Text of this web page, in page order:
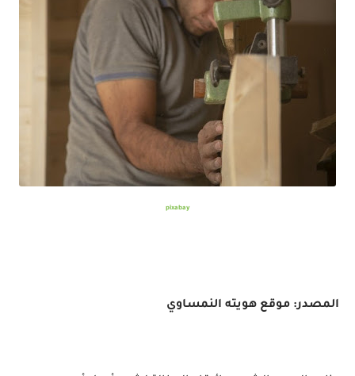
pixabay
المصدر: موقع هويته النمساوي